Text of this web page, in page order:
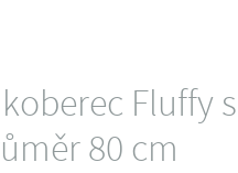
Fluffy
80 cm